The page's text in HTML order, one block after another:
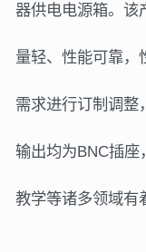
器供电电源箱。该
量轻、 性能可靠，
需求进行订制调整
输出均为BNC插座
教学等诸多领域有